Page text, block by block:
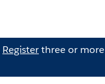
Registerthree or